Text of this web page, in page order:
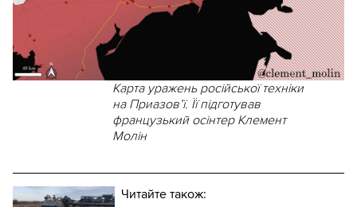
Карта уражень російської техніки
на Приазов’ї. Її підготував
французький осінтер Клемент
Молін
Читайте також: